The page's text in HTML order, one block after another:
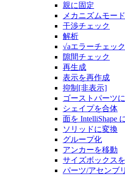
親に固定
メカニズムモード
干渉チェック
解析
√aエラーチェック
隙間チェック
再生成
表示を再作成
抑制[非表示]
ゴーストパーツ
シェイプを合体
面を IntelliShape
ソリッドに変換
グループ化
アンカーを移動
サイズボックス
パーツ/アセンブ